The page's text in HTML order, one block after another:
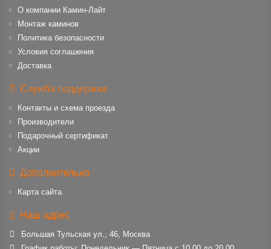
О компании Камин-Лайт
Монтаж каминов
Политика безопасности
Условия соглашения
Доставка
Служба поддержки
Контакты и схема проезда
Производители
Подарочный сертификат
Акции
Дополнительно
Карта сайта
Наш адрес
Большая Тульская ул., 46, Москва